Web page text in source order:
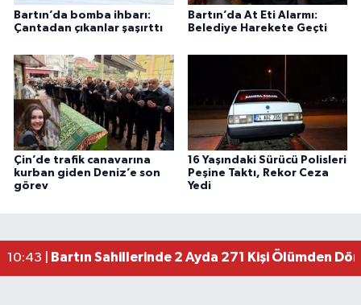
Bartın’da bomba ihbarı:
Çantadan çıkanlar şaşırttı
Bartın’da At Eti Alarmı:
Belediye Harekete Geçti
Çin’de trafik canavarına
kurban giden Deniz’e son
görev
16 Yaşındaki Sürücü Polisleri
Peşine Taktı, Rekor Ceza
Yedi
10:43 | Bartın Sahillerinde 2 Ayda 271 Kişi Ölümden